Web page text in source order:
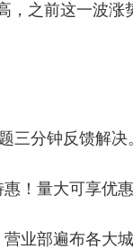
之前这一波涨
三分钟反馈解决
！量大可享优惠
业部遍布各大城